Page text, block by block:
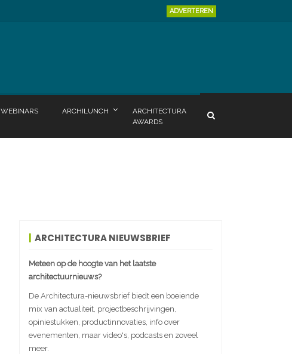
ADVERTEREN
WEBINARS ARCHILUNCH
ARCHITECTURA
AWARDS
ARCHITECTURA NIEUWSBRIEF
Meteen op de hoogte van het laatste
architectuurnieuws?
De Architectura-nieuwsbrief biedt een boeiende
mix van actualiteit, projectbeschrijvingen,
opiniestukken, productinnovaties, info over
evenementen, maar video's, podcasts en zoveel
meer.